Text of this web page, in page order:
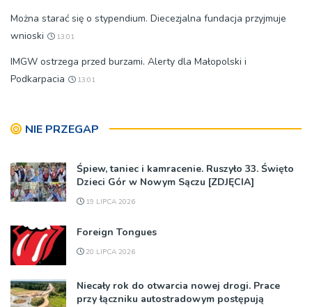
Można starać się o stypendium. Diecezjalna fundacja przyjmuje
wnioski
13:01
IMGW ostrzega przed burzami. Alerty dla Małopolski i
Podkarpacia
13:01
NIE PRZEGAP
Śpiew, taniec i kamracenie. Ruszyło 33. Święto
Dzieci Gór w Nowym Sączu [ZDJĘCIA]
19 LIPCA 2026
Foreign Tongues
20 LIPCA 2026
Niecały rok do otwarcia nowej drogi. Prace
przy łączniku autostradowym postępują